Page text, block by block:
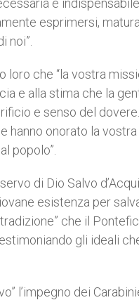
e
esprimersi,
noi”.
loro che “la vostra
e alla stima che la
e senso del
onorato la vostra
popolo”.
di Dio Salvo
esistenza per
che il
gli ideali
l’impegno dei